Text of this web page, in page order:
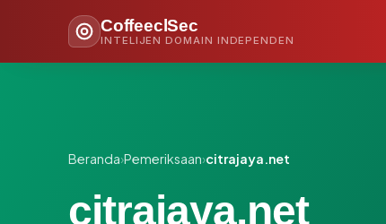
CoffeeclSec
INTELIJEN DOMAIN INDEPENDEN
Beranda›Pemeriksaan›citrajaya.net
citrajaya.net